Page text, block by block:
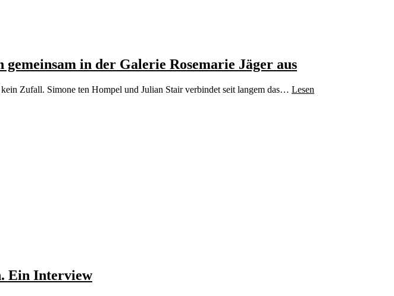
in der Galerie Rosemarie Jäger aus
Zufall. Simone ten Hompel und Julian Stair verbindet seit langem das… Lesen
Ein Interview